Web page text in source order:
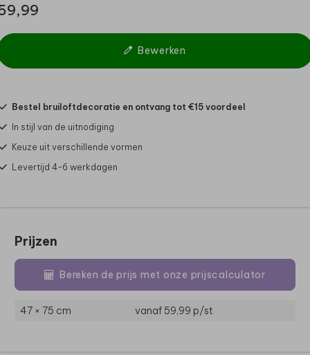
Bewerken
Bestel bruiloftdecoratie en ontvang tot €15 voordeel
In stijl van de uitnodiging
Keuze uit verschillende vormen
Levertijd 4-6 werkdagen
Prijzen
Bereken de prijs met onze prijscalculator
47 × 75 cm vanaf 59,99 p/st